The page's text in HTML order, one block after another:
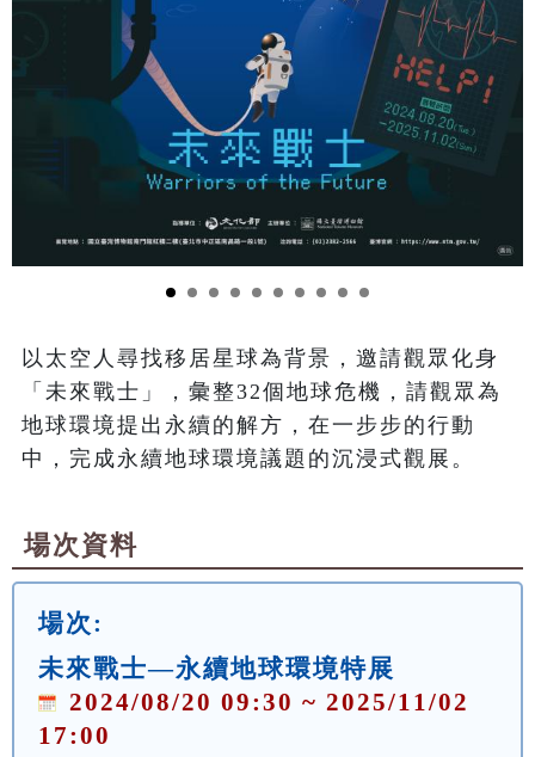
以太空人尋找移居星球為背景，邀請觀眾化身
「未來戰士」，彙整32個地球危機，請觀眾為
地球環境提出永續的解方，在一步步的行動
中，完成永續地球環境議題的沉浸式觀展。
場次資料
場次:
未來戰士—永續地球環境特展
2024/08/20 09:30 ~ 2025/11/02
17:00